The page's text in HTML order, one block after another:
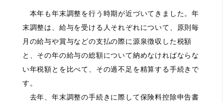
本年も年末調整を行う時期が近づいてきました。年
末調整は、給与を受ける人それぞれについて、原則毎
月の給与や賞与などの支払の際に源泉徴収した税額
と、その年の給与の総額について納めなければならな
い年税額とを比べて、その過不足を精算する手続きで
す。
去年、年末調整の手続きに際して保険料控除申告書